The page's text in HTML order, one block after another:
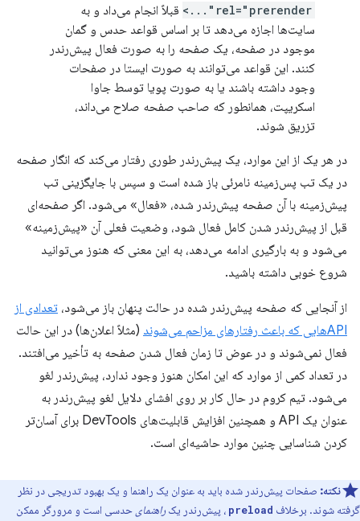
rel="prerender"...>
قبلاً انجام می‌داد و به
سایت‌ها اجازه می‌دهد تا بر اساس قواعد حدس و گمان
موجود در صفحه، یک صفحه را به صورت فعال پیش‌رندر
کنند. این قواعد می‌توانند به صورت ایستا در صفحات
وجود داشته باشند یا به صورت پویا توسط جاوا
اسکریپت، همانطور که صاحب صفحه صلاح می‌داند،
تزریق شوند.
در هر یک از این موارد، یک پیش‌رندر طوری رفتار می‌کند که انگار صفحه
در یک تب پس‌زمینه نامرئی باز شده است و سپس با جایگزینی تب
پیش‌زمینه با آن صفحه پیش‌رندر شده، «فعال» می‌شود. اگر صفحه‌ای
قبل از پیش‌رندر شدن کامل فعال شود، وضعیت فعلی آن «پیش‌زمینه»
می‌شود و به بارگیری ادامه می‌دهد، به این معنی که هنوز می‌توانید
شروع خوبی داشته باشید.
از آنجایی که صفحه پیش‌رندر شده در حالت پنهان باز می‌شود، تعدادی از
APIهایی که باعث رفتارهای مزاحم می‌شوند
(مثلاً اعلان‌ها) در این حالت
فعال نمی‌شوند و در عوض تا زمان فعال شدن صفحه به تأخیر می‌افتند.
در تعداد کمی از موارد که این امکان هنوز وجود ندارد، پیش‌رندر لغو
می‌شود. تیم کروم در حال کار بر روی افشای دلایل لغو پیش‌رندر به
عنوان یک API و همچنین افزایش قابلیت‌های DevTools برای آسان‌تر
کردن شناسایی چنین موارد حاشیه‌ای است.
نکته: صفحات پیش‌رندر شده باید به عنوان یک راهنما و یک بهبود تدریجی در نظر
گرفته شوند. برخلاف preload ، پیش‌رندر یک راهنمای حدسی است و مرورگر ممکن